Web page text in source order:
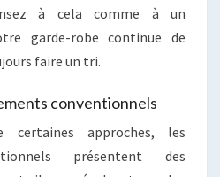
à cela comme à un
garde-robe continue de
faire un tri.
conventionnels
certaines approches, les
présentent des